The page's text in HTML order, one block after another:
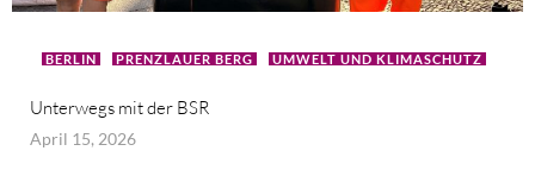
BERLIN PRENZLAUER BERG UMWELT UND KLIMASCHUTZ
Unterwegs mit der BSR
April 15, 2026